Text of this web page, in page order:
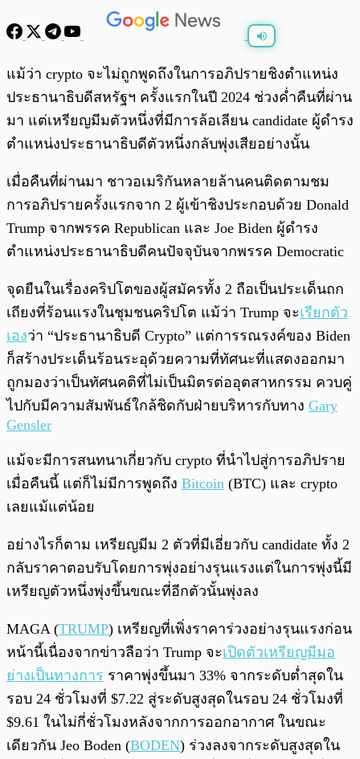
0:00 /
แม้ว่า crypto จะไม่ถูกพูดถึงในการอภิปรายชิงตำแหน่ง
ประธานาธิบดีสหรัฐฯ ครั้งแรกในปี 2024 ช่วงค่ำคืนที่ผ่าน
มา แต่เหรียญมีมตัวหนึ่งที่มีการล้อเลียน candidate ผู้ดำรง
ตำแหน่งประธานาธิบดีตัวหนึ่งกลับพุ่งเสียอย่างนั้น
เมื่อคืนที่ผ่านมา ชาวอเมริกันหลายล้านคนติดตามชม
การอภิปรายครั้งแรกจาก 2 ผู้เข้าชิงประกอบด้วย Donald
Trump จากพรรค Republican และ Joe Biden ผู้ดำรง
ตำแหน่งประธานาธิบดีคนปัจจุบันจากพรรค Democratic
จุดยืนในเรื่องคริปโตของผู้สมัครทั้ง 2 ถือเป็นประเด็นถก
เถียงที่ร้อนแรงในชุมชนคริปโต แม้ว่า Trump จะเรียกตัว
เองว่า “ประธานาธิบดี Crypto” แต่การรณรงค์ของ Biden
ก็สร้างประเด็นร้อนระอุด้วยความที่ทัศนะที่แสดงออกมา
ถูกมองว่าเป็นทัศนคติที่ไม่เป็นมิตรต่ออุตสาหกรรม ควบคู่
ไปกับมีความสัมพันธ์ใกล้ชิดกับฝ่ายบริหารกับทาง Gary
Gensler
แม้จะมีการสนทนาเกี่ยวกับ crypto ที่นำไปสู่การอภิปราย
เมื่อคืนนี้ แต่ก็ไม่มีการพูดถึง Bitcoin (BTC) และ crypto
เลยแม้แต่น้อย
อย่างไรก็ตาม เหรียญมีม 2 ตัวที่มีเอี่ยวกับ candidate ทั้ง 2
กลับราคาตอบรับโดยการพุ่งอย่างรุนแรงแต่ในการพุ่งนี้มี
เหรียญตัวหนึ่งพุ่งขึ้นขณะที่อีกตัวนั้นพุ่งลง
MAGA (TRUMP) เหรียญที่เพิ่งราคาร่วงอย่างรุนแรงก่อน
หน้านี้เนื่องจากข่าวลือว่า Trump จะเปิดตัวเหรียญมีมอ
ย่างเป็นทางการ ราคาพุ่งขึ้นมา 33% จากระดับต่ำสุดใน
รอบ 24 ชั่วโมงที่ $7.22 สู่ระดับสูงสุดในรอบ 24 ชั่วโมงที่
$9.61 ในไม่กี่ชั่วโมงหลังจากการออกอากาศ ในขณะ
เดียวกัน Jeo Boden (BODEN) ร่วงลงจากระดับสูงสุดใน